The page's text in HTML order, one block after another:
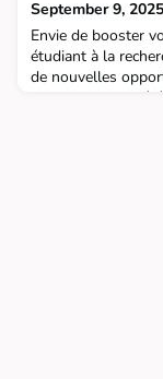
September 9, 2025
Envie de booster
étudiant à la
de nouvelles
de la Justice, la